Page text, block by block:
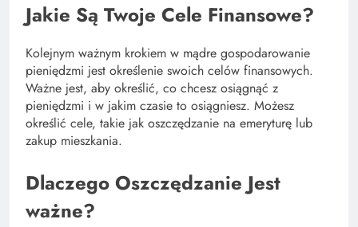
Jakie Są Twoje Cele Finansowe?
Kolejnym ważnym krokiem w mądre gospodarowanie
pieniędzmi jest określenie swoich celów finansowych.
Ważne jest, aby określić, co chcesz osiągnąć z
pieniędzmi i w jakim czasie to osiągniesz. Możesz
określić cele, takie jak oszczędzanie na emeryturę lub
zakup mieszkania.
Dlaczego Oszczędzanie Jest
ważne?